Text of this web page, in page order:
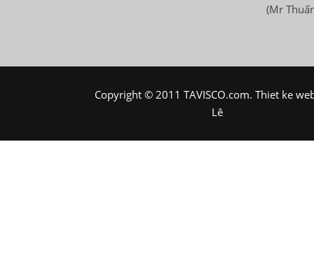
(Mr
Copyright © 2011 TAVISCO.com. Thiet ke
Lê